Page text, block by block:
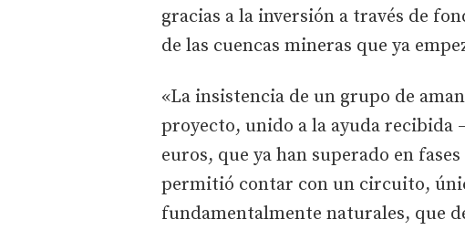
gracias a la inversión a través de
de las cuencas mineras que ya
«La insistencia de un grupo de
proyecto, unido a la ayuda
euros, que ya han superado en
permitió contar con un circuito,
fundamentalmente naturales, que